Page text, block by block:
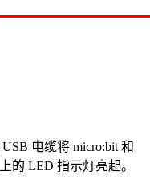
USB 电缆将 micro:bit 和
上的 LED 指示灯亮起。